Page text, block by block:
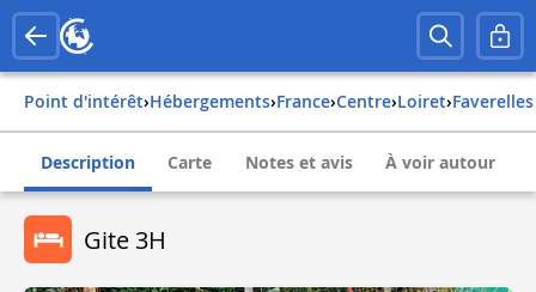
Point d'intérêt› Hébergements› france› centre› loiret› faverelles
Description Carte Notes et avis À voir autour
Gite 3H